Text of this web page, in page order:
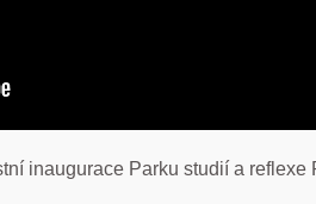
inaugurace Parku studií a